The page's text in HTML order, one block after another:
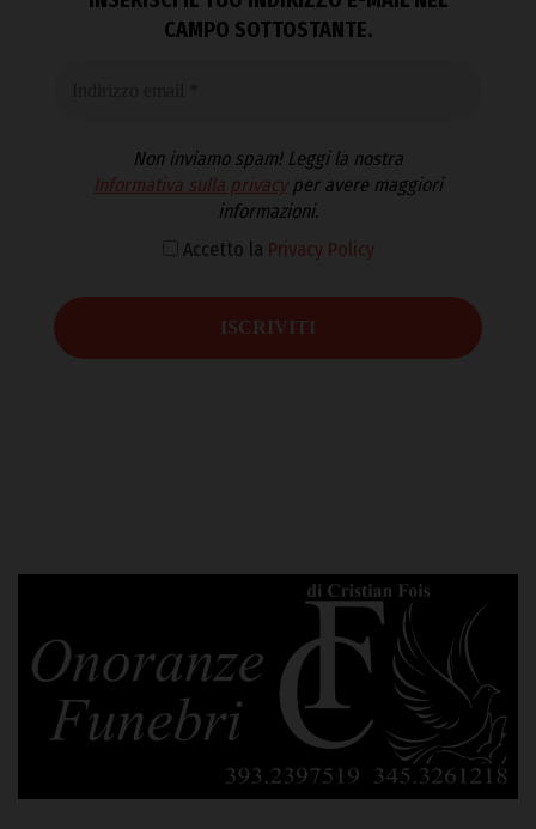
CAMPO SOTTOSTANTE.
Non inviamo spam! Leggi la nostra
Informativa sulla privacyper avere maggiori
informazioni.
Accetto la Privacy Policy